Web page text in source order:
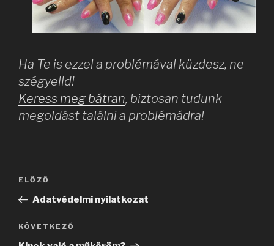
Ha Te is ezzel a problémával küzdesz, ne
szégyelld!
Keress meg bátran, biztosan tudunk
megoldást találni a problémádra!
Bejegyzés
Korábbi
bejegyzés
ELŐZŐ
Adatvédelmi nyilatkozat
Következő
bejegyzés
KÖVETKEZŐ